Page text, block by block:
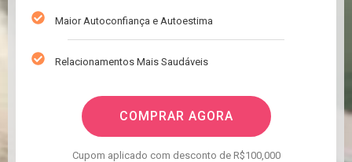
Maior Autoconfiança e Autoestima
Relacionamentos Mais Saudáveis
COMPRAR AGORA
Cupom aplicado com desconto de R$100,000